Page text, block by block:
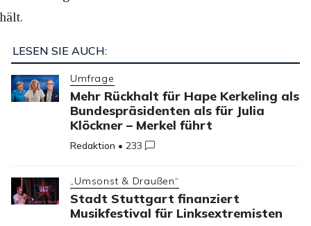
hält.
LESEN SIE AUCH:
Umfrage
Mehr Rückhalt für Hape Kerkeling als
Bundespräsidenten als für Julia
Klöckner – Merkel führt
Redaktion •233
„Umsonst & Draußen“
Stadt Stuttgart finanziert
Musikfestival für Linksextremisten